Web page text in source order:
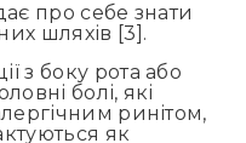
про себе знати
шляхів [3].
з боку рота або
болі, які
ринітом,
як